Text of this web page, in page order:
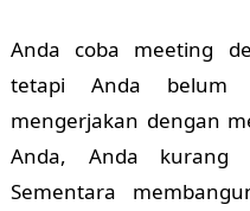
Anda coba meeting
tetapi Anda belum
mengerjakan dengan
Anda, Anda kurang
Sementara